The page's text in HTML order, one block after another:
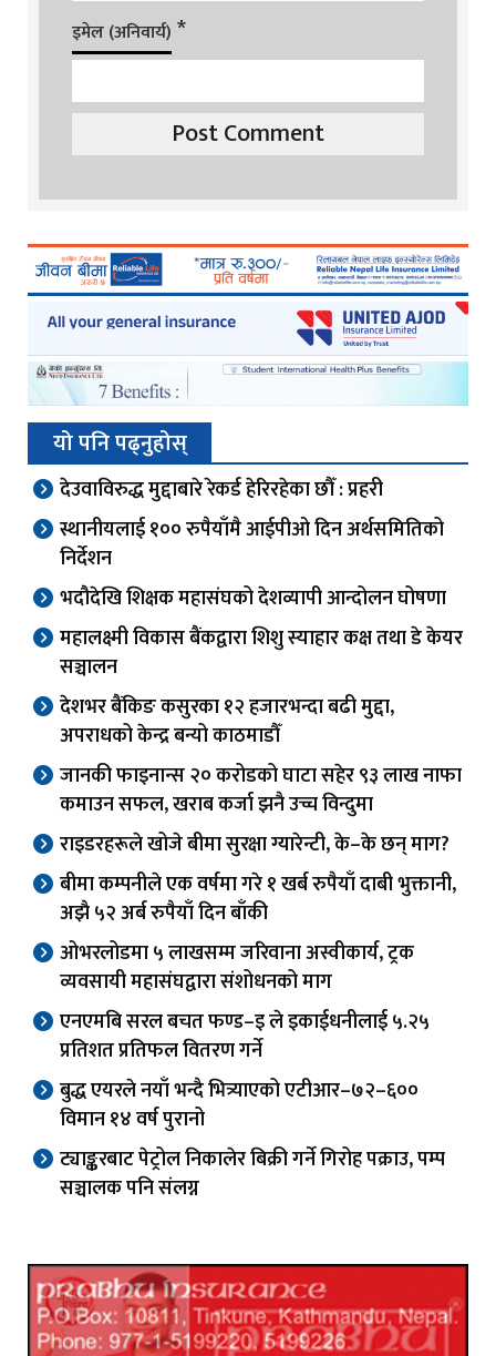
इमेल (अनिवार्य) *
यो पनि पढ्नुहोस्
देउवाविरुद्ध मुद्दाबारे रेकर्ड हेरिरहेका छौँ : प्रहरी
स्थानीयलाई १०० रुपैयाँमै आईपीओ दिन अर्थसमितिको
निर्देशन
भदौदेखि शिक्षक महासंघको देशव्यापी आन्दोलन घोषणा
महालक्ष्मी विकास बैंकद्वारा शिशु स्याहार कक्ष तथा डे केयर
सञ्चालन
देशभर बैंकिङ कसुरका १२ हजारभन्दा बढी मुद्दा,
अपराधको केन्द्र बन्यो काठमाडौँ
जानकी फाइनान्स २० करोडको घाटा सहेर ९३ लाख नाफा
कमाउन सफल, खराब कर्जा झनै उच्च विन्दुमा
राइडरहरूले खोजे बीमा सुरक्षा ग्यारेन्टी, के–के छन् माग?
बीमा कम्पनीले एक वर्षमा गरे १ खर्ब रुपैयाँ दाबी भुक्तानी,
अझै ५२ अर्ब रुपैयाँ दिन बाँकी
ओभरलोडमा ५ लाखसम्म जरिवाना अस्वीकार्य, ट्रक
व्यवसायी महासंघद्वारा संशोधनको माग
एनएमबि सरल बचत फण्ड–इ ले इकाईधनीलाई ५.२५
प्रतिशत प्रतिफल वितरण गर्ने
बुद्ध एयरले नयाँ भन्दै भित्र्याएको एटीआर–७२–६००
विमान १४ वर्ष पुरानो
ट्याङ्करबाट पेट्रोल निकालेर बिक्री गर्ने गिरोह पक्राउ, पम्प
सञ्चालक पनि संलग्न